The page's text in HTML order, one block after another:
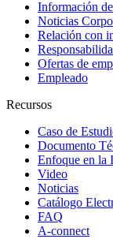
Información
Noticias
Relación con
Ofertas de
Empleado
Recursos
Caso de
Documento
Enfoque en la
Video
Noticias
Catálogo
FAQ
A-connect